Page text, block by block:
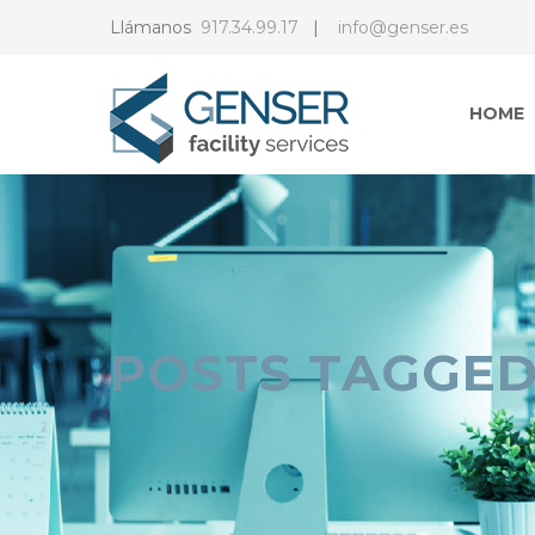
Llámanos 917.34.99.17 | info@genser.es
HOME
POSTS